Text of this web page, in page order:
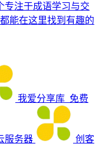
专注于成语学习与交
能在这里找到有趣的
我爱分享库_免费
服务器 创客